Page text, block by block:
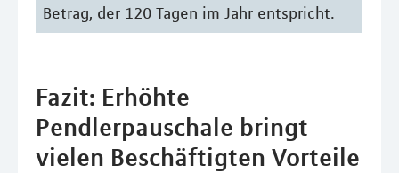
Betrag, der 120 Tagen im Jahr entspricht.
Fazit: Erhöhte
Pendlerpauschale bringt
vielen Beschäftigten Vorteile